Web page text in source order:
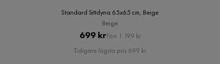
Standard Sittdyna 65x65 cm, Beige
Beige
Pris
699 kr Original
Pris
Förr 1 199 kr
Tidigare lägsta pris 699 kr